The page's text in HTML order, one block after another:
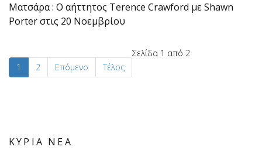
Ματσάρα : Ο αήττητος Terence Crawford με Shawn
Porter στις 20 Νοεμβρίου
Σελίδα 1 από 2
1
2 Επόμενο Τέλος
ΚΥΡΙΑ ΝΕΑ